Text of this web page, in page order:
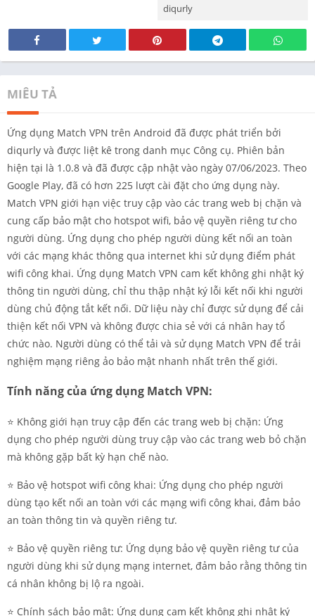
diqurly
MIÊU TẢ
Ứng dụng Match VPN trên Android đã được phát triển bởi
diqurly và được liệt kê trong danh mục Công cụ. Phiên bản
hiện tại là 1.0.8 và đã được cập nhật vào ngày 07/06/2023. Theo
Google Play, đã có hơn 225 lượt cài đặt cho ứng dụng này.
Match VPN giới hạn việc truy cập vào các trang web bị chặn và
cung cấp bảo mật cho hotspot wifi, bảo vệ quyền riêng tư cho
người dùng. Ứng dụng cho phép người dùng kết nối an toàn
với các mạng khác thông qua internet khi sử dụng điểm phát
wifi công khai. Ứng dụng Match VPN cam kết không ghi nhật ký
thông tin người dùng, chỉ thu thập nhật ký lỗi kết nối khi người
dùng chủ động tắt kết nối. Dữ liệu này chỉ được sử dụng để cải
thiện kết nối VPN và không được chia sẻ với cá nhân hay tổ
chức nào. Người dùng có thể tải và sử dụng Match VPN để trải
nghiệm mạng riêng ảo bảo mật nhanh nhất trên thế giới.
Tính năng của ứng dụng Match VPN:
⭐️ Không giới hạn truy cập đến các trang web bị chặn: Ứng
dụng cho phép người dùng truy cập vào các trang web bỏ chặn
mà không gặp bất kỳ hạn chế nào.
⭐️ Bảo vệ hotspot wifi công khai: Ứng dụng cho phép người
dùng tạo kết nối an toàn với các mạng wifi công khai, đảm bảo
an toàn thông tin và quyền riêng tư.
⭐️ Bảo vệ quyền riêng tư: Ứng dụng bảo vệ quyền riêng tư của
người dùng khi sử dụng mạng internet, đảm bảo rằng thông tin
cá nhân không bị lộ ra ngoài.
⭐️ Chính sách bảo mật: Ứng dụng cam kết không ghi nhật ký